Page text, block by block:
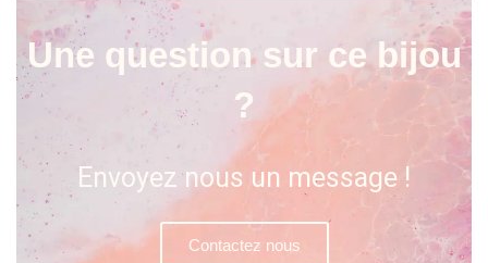
Une question sur ce bijou
?
Envoyez nous un message !
Contactez nous